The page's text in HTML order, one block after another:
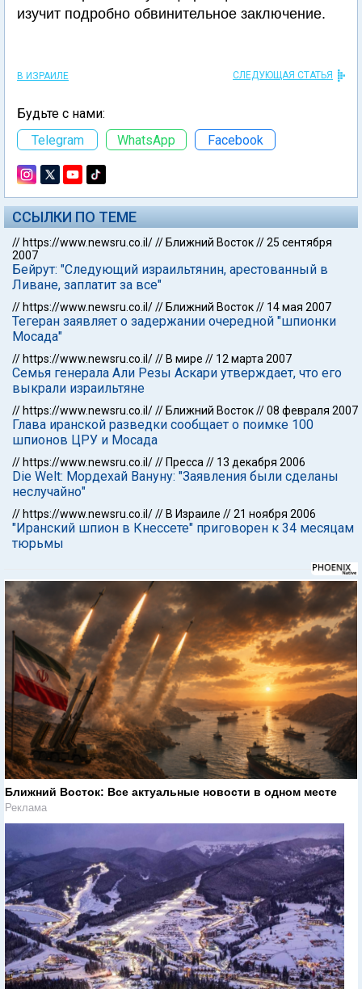
изучит подробно обвинительное заключение.
В ИЗРАИЛЕ СЛЕДУЮЩАЯ СТАТЬЯ
Будьте с нами:
Telegram
WhatsApp Facebook
ССЫЛКИ ПО ТЕМЕ
// https://www.newsru.co.il/// Ближний Восток//25 сентября
2007
Бейрут: "Следующий израильтянин, арестованный в
Ливане, заплатит за все"
// https://www.newsru.co.il/// Ближний Восток// 14 мая 2007
Тегеран заявляет о задержании очередной "шпионки
Мосада"
// https://www.newsru.co.il/// В мире // 12 марта 2007
Семья генерала Али Резы Аскари утверждает, что его
выкрали израильтяне
// https://www.newsru.co.il/// Ближний Восток//08 февраля 2007
Глава иранской разведки сообщает о поимке 100
шпионов ЦРУ и Мосада
// https://www.newsru.co.il/// Пресса // 13 декабря 2006
Die Welt: Мордехай Вануну: "Заявления были сделаны
неслучайно"
// https://www.newsru.co.il/// В Израиле //21 ноября 2006
"Иранский шпион в Кнессете" приговорен к 34 месяцам
тюрьмы
Ближний Восток: Все актуальные новости в одном месте
Реклама